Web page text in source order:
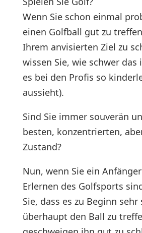
Wenn Sie schon einmal
einen Golfball gut zu
Ihrem anvisierten Ziel zu
wissen Sie, wie schwer das
es bei den Profis so
aussieht).
Sind Sie immer souverän
besten, konzentrierten,
Zustand?
Nun, wenn Sie ein
Erlernen des Golfsports
Sie, dass es zu Beginn
überhaupt den Ball zu